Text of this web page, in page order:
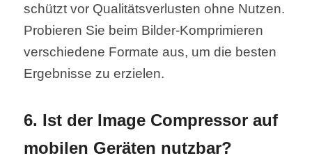
schützt vor Qualitätsverlusten ohne Nutzen.
Probieren Sie beim Bilder-Komprimieren
verschiedene Formate aus, um die besten
Ergebnisse zu erzielen.
6. Ist der Image Compressor auf
mobilen Geräten nutzbar?